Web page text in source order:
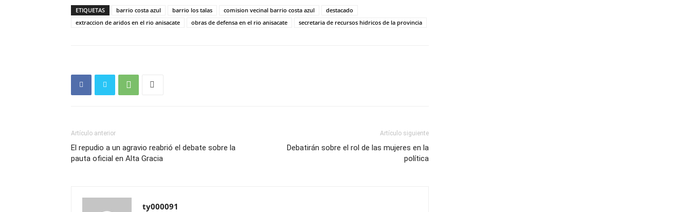
ETIQUETAS barrio costa azul barrio los talas comision vecinal barrio costa azul
destacado
extraccion de aridos en el rio anisacate
obras de defensa en el rio anisacate secretaria de recursos hidricos de la provincia
Artículo anterior
El repudio a un agravio reabrió el debate sobre la
pauta oficial en Alta Gracia
Artículo siguiente
Debatirán sobre el rol de las mujeres en la
política
ty000091